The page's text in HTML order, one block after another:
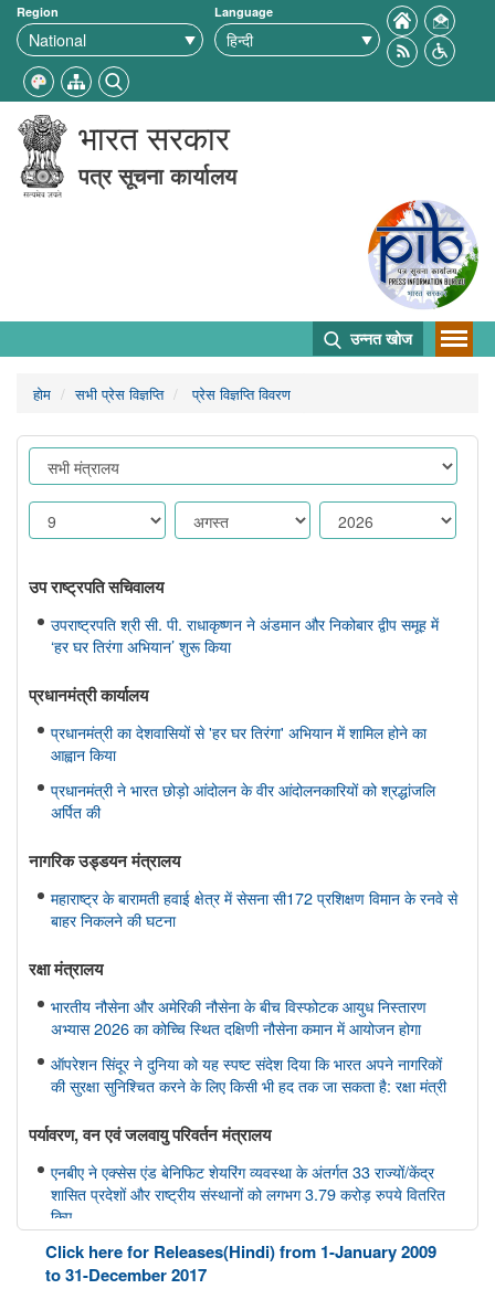
Region Language
भारत सरकार
पत्र सूचना कार्यालय
उन्नत खोज
होम सभी प्रेस विज्ञप्ति प्रेस विज्ञप्ति विवरण
उप राष्ट्रपति सचिवालय
उपराष्ट्रपति श्री सी. पी. राधाकृष्णन ने अंडमान और निकोबार द्वीप समूह में
‘हर घर तिरंगा अभियान’ शुरू किया
प्रधानमंत्री कार्यालय
प्रधानमंत्री का देशवासियों से 'हर घर तिरंगा' अभियान में शामिल होने का
आह्वान किया
प्रधानमंत्री ने भारत छोड़ो आंदोलन के वीर आंदोलनकारियों को श्रद्धांजलि
अर्पित की
नागरिक उड्डयन मंत्रालय
महाराष्ट्र के बारामती हवाई क्षेत्र में सेसना सी172 प्रशिक्षण विमान के रनवे से
बाहर निकलने की घटना
रक्षा मंत्रालय
भारतीय नौसेना और अमेरिकी नौसेना के बीच विस्फोटक आयुध निस्तारण
अभ्यास 2026 का कोच्चि स्थित दक्षिणी नौसेना कमान में आयोजन होगा
ऑपरेशन सिंदूर ने दुनिया को यह स्पष्ट संदेश दिया कि भारत अपने नागरिकों
की सुरक्षा सुनिश्चित करने के लिए किसी भी हद तक जा सकता है: रक्षा मंत्री
पर्यावरण, वन एवं जलवायु परिवर्तन मंत्रालय
एनबीए ने एक्सेस एंड बेनिफिट शेयरिंग व्यवस्था के अंतर्गत 33 राज्यों/केंद्र
शासित प्रदेशों और राष्ट्रीय संस्थानों को लगभग 3.79 करोड़ रुपये वितरित
किए
वित्‍त मंत्रालय
Click here for Releases(Hindi) from 1-January 2009
to 31-December 2017